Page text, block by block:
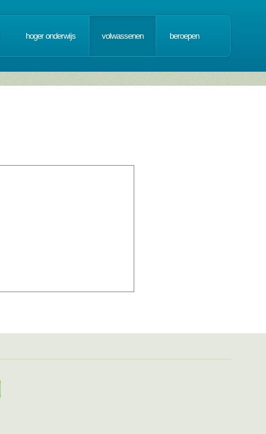
hoger onderwijs volwassenen beroepen